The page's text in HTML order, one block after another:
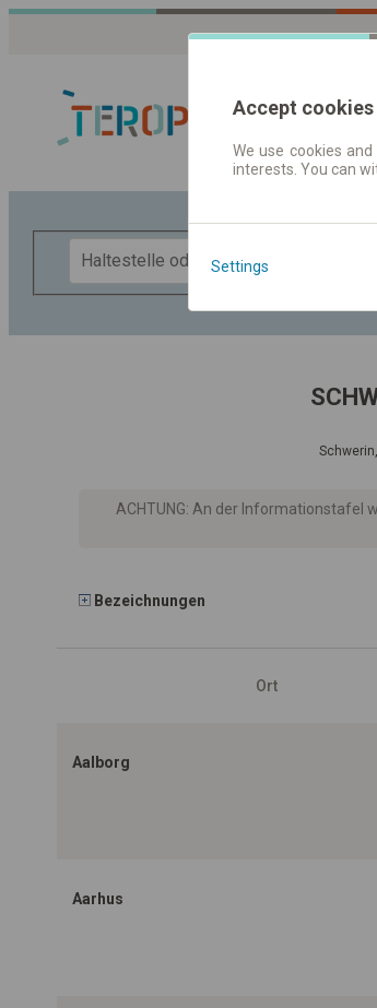
ACHTUNG: An der Informationstafel
Bezeichnungen
Ort
Aalborg
Aarhus
Accept cookies
We use cookies
interests. You can
Settings